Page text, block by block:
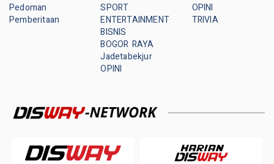
Pedoman
Pemberitaan
SPORT
ENTERTAINMENT
BISNIS
BOGOR RAYA
Jadetabekjur
OPINI
OPINI
TRIVIA